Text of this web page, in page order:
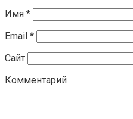
Имя *
Email *
Сайт
Комментарий